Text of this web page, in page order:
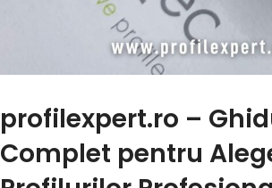
profilexpert.ro –
Complet pentru